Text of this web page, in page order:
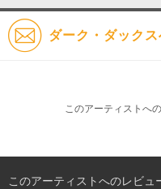
ダーク・ダック
このアーティストへ
このアーティストへのレビュ